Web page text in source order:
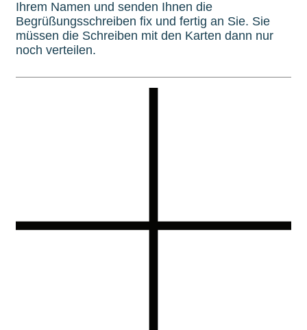
Ihrem Namen und senden Ihnen die
Begrüßungsschreiben fix und fertig an Sie. Sie
müssen die Schreiben mit den Karten dann nur
noch verteilen.